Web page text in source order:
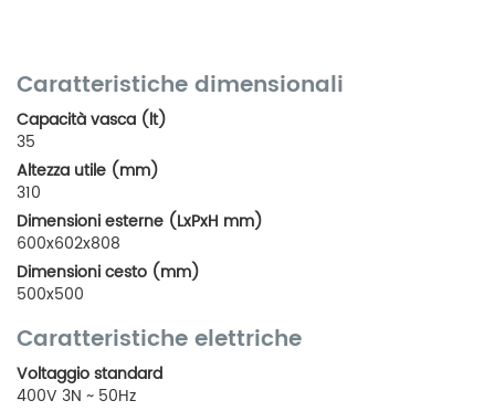
Caratteristiche dimensionali
Capacità vasca (lt)
35
Altezza utile (mm)
310
Dimensioni esterne (LxPxH mm)
600x602x808
Dimensioni cesto (mm)
500x500
Caratteristiche elettriche
Voltaggio standard
400V 3N ~ 50Hz